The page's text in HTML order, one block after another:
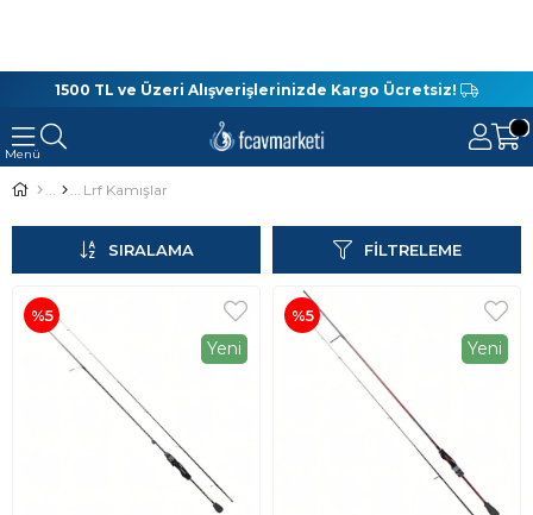
1500 TL ve Üzeri Alışverişlerinizde Kargo Ücretsiz!
Lrf Kamışlar
FILTRELEME
SIRALAMA
%5
Yeni
%5
Yeni